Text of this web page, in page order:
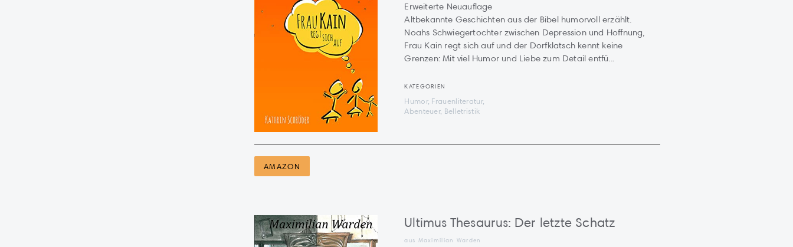
Erweiterte Neuauflage
Altbekannte Geschichten aus der Bibel humorvoll erzählt.
Noahs Schwiegertochter zwischen Depression und Hoffnung,
Frau Kain regt sich auf und der Dorfklatsch kennt keine
Grenzen: Mit viel Humor und Liebe zum Detail entfü...
KATEGORIEN
Humor, Frauenliteratur,
Abenteuer, Belletristik
AMAZON
Ultimus Thesaurus: Der letzte Schatz
aus Maximilian Warden